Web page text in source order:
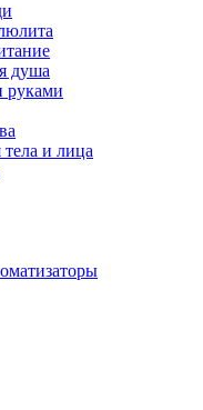
душа
руками
и лица